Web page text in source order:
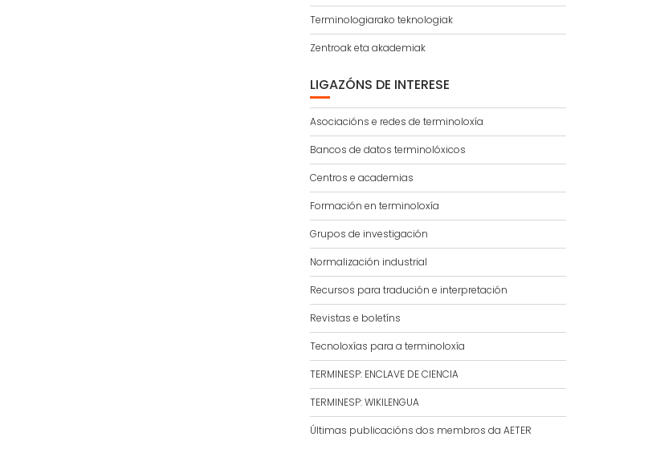
Terminologiarako teknologiak
Zentroak eta akademiak
LIGAZÓNS DE INTERESE
Asociacións e redes de terminoloxía
Bancos de datos terminolóxicos
Centros e academias
Formación en terminoloxía
Grupos de investigación
Normalización industrial
Recursos para tradución e interpretación
Revistas e boletíns
Tecnoloxías para a terminoloxía
TERMINESP: ENCLAVE DE CIENCIA
TERMINESP: WIKILENGUA
Últimas publicacións dos membros da AETER